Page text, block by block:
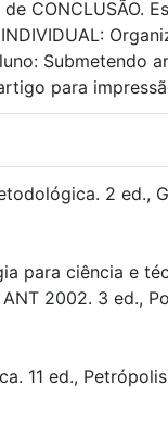
CONCLUSÃO.
Submetendo
para
2 ed.,
para ciência e
2002. 3 ed.,
11 ed.,